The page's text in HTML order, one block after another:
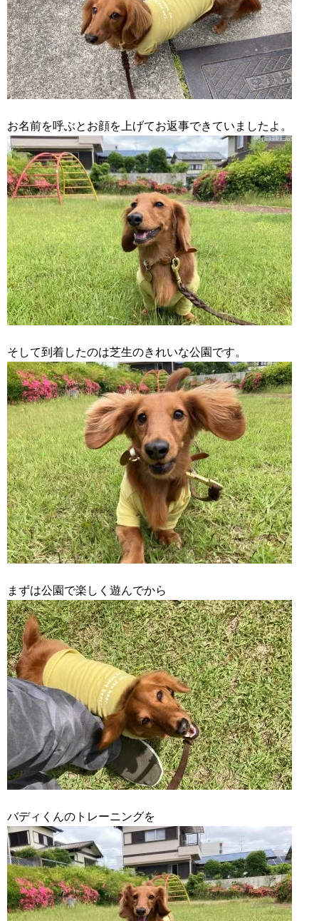
お名前を呼ぶとお顔を上げてお返事できていましたよ。
そして到着したのは芝生のきれいな公園です。
まずは公園で楽しく遊んでから
バディくんのトレーニングを